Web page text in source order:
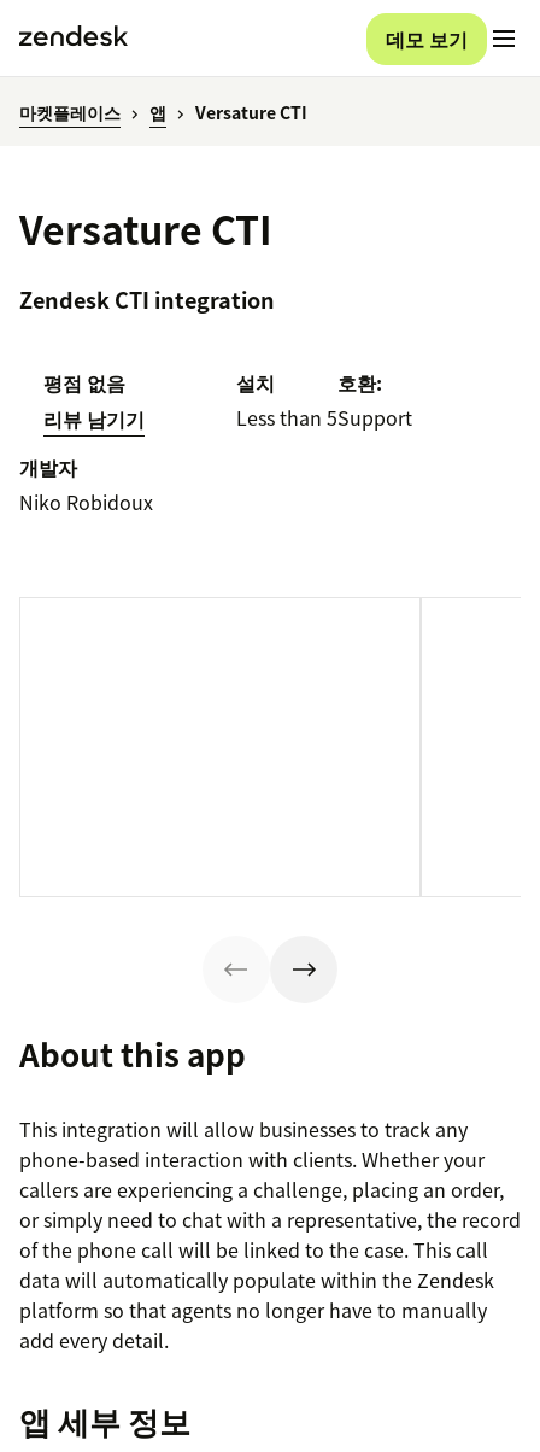
데모 보기
마켓플레이스 앱 Versature CTI
Versature CTI
Zendesk CTI integration
평점 없음
리뷰 남기기
설치
Less than 5
호환:
Support
개발자
Niko Robidoux
About this app
This integration will allow businesses to track any
phone-based interaction with clients. Whether your
callers are experiencing a challenge, placing an order,
or simply need to chat with a representative, the record
of the phone call will be linked to the case. This call
data will automatically populate within the Zendesk
platform so that agents no longer have to manually
add every detail.
앱 세부 정보